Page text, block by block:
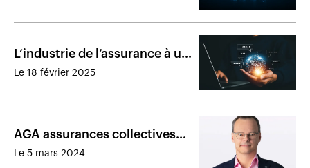
L’industrie de l’assurance à un
point de bascule
Le 18 février 2025
AGA assurances collectives
hérite d’un nouvel actionnaire
Le 5 mars 2024